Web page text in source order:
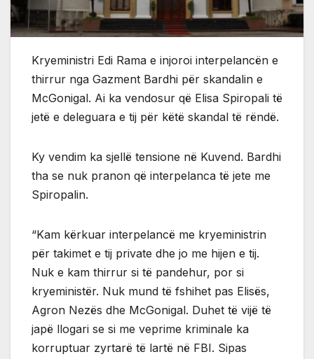
Kryeministri Edi Rama e injoroi interpelancën e
thirrur nga Gazment Bardhi për skandalin e
McGonigal. Ai ka vendosur që Elisa Spiropali të
jetë e deleguara e tij për këtë skandal të rëndë.
Ky vendim ka sjellë tensione në Kuvend. Bardhi
tha se nuk pranon që interpelanca të jete me
Spiropalin.
“Kam kërkuar interpelancë me kryeministrin
për takimet e tij private dhe jo me hijen e tij.
Nuk e kam thirrur si të pandehur, por si
kryeministër. Nuk mund të fshihet pas Elisës,
Agron Nezës dhe McGonigal. Duhet të vijë të
japë llogari se si me veprime kriminale ka
korruptuar zyrtarë të lartë në FBI. Sipas